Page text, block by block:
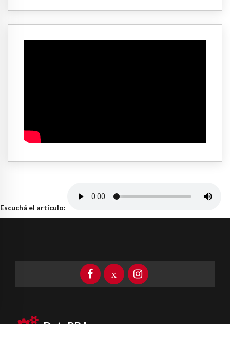
Escuchá el artículo:
DataPBA